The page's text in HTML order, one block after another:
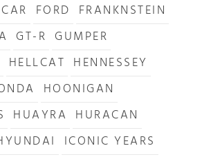
FORD FRANKNSTEIN
GT-R GUMPER
HELLCAT HENNESSEY
HOONIGAN
HUAYRA HURACAN
ICONIC YEARS